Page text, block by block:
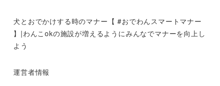
犬とおでかけする時のマナー【 #おでわんスマートマナー
】|わんこokの施設が増えるようにみんなでマナーを向上し
よう
運営者情報